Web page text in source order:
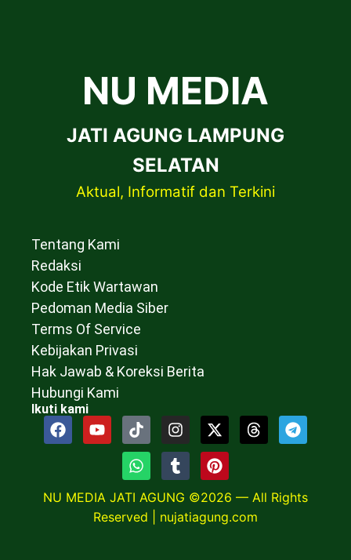
NU MEDIA
JATI AGUNG LAMPUNG
SELATAN
Aktual, Informatif dan Terkini
Tentang Kami
Redaksi
Kode Etik Wartawan
Pedoman Media Siber
Terms Of Service
Kebijakan Privasi
Hak Jawab & Koreksi Berita
Hubungi Kami
Ikuti kami
NU MEDIA JATI AGUNG ©2026 — All Rights
Reserved | nujatiagung.com